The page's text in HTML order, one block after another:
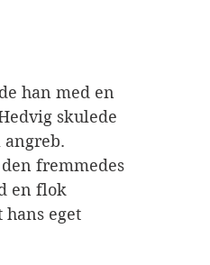
han med en
skulede
fremmedes
en flok
eget